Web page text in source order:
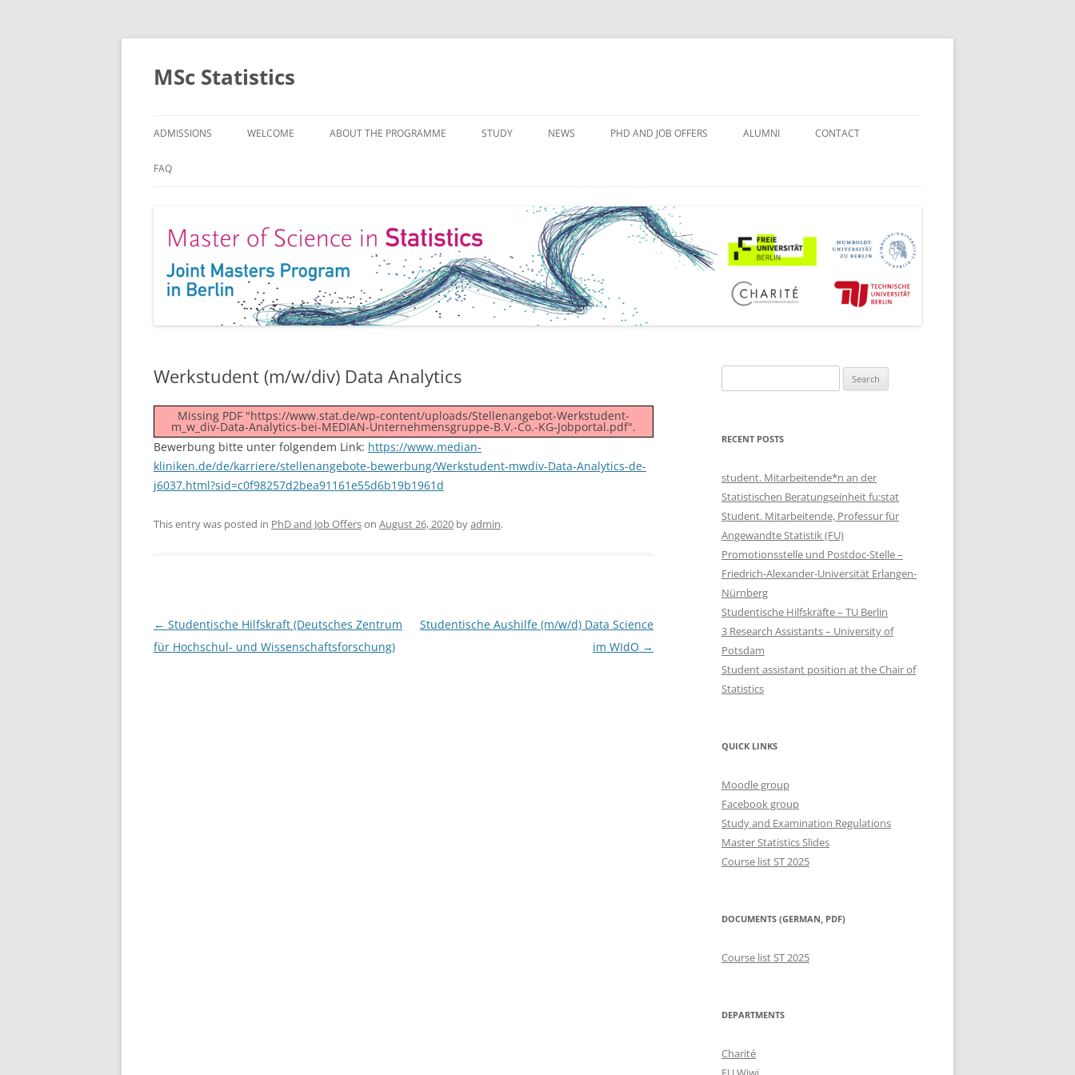
MSc Statistics
ADMISSIONS WELCOME ABOUT THE PROGRAMME STUDY NEWS PHD AND JOB OFFERS ALUMNI CONTACT
JOINT COMMISSION
FAQ
Werkstudent (m/w/div) Data Analytics
Missing PDF "https://www.stat.de/wp-content/uploads/Stellenangebot-Werkstudent-
m_w_div-Data-Analytics-bei-MEDIAN-Unternehmensgruppe-B.V.-Co.-KG-Jobportal.pdf".
Bewerbung bitte unter folgendem Link: https://www.median-
kliniken.de/de/karriere/stellenangebote-bewerbung/Werkstudent-mwdiv-Data-Analytics-de-
j6037.html?sid=c0f98257d2bea91161e55d6b19b1961d
This entry was posted in PhD and Job Offerson August 26, 2020 byadmin.
Post
navigation
← Studentische Hilfskraft (Deutsches Zentrum
für Hochschul- und Wissenschaftsforschung)
Studentische Aushilfe (m/w/d) Data Science
im WIdO →
for:
RECENT POSTS
student. Mitarbeitende*n an der
Statistischen Beratungseinheit fu:stat
Student. Mitarbeitende, Professur für
Angewandte Statistik (FU)
Promotionsstelle und Postdoc-Stelle –
Friedrich-Alexander-Universität Erlangen-
Nürnberg
Studentische Hilfskräfte – TU Berlin
3 Research Assistants – University of
Potsdam
Student assistant position at the Chair of
Statistics
QUICK LINKS
Moodle group
Facebook group
Study and Examination Regulations
Master Statistics Slides
Course list ST 2025
DOCUMENTS (GERMAN, PDF)
Course list ST 2025
DEPARTMENTS
Charité